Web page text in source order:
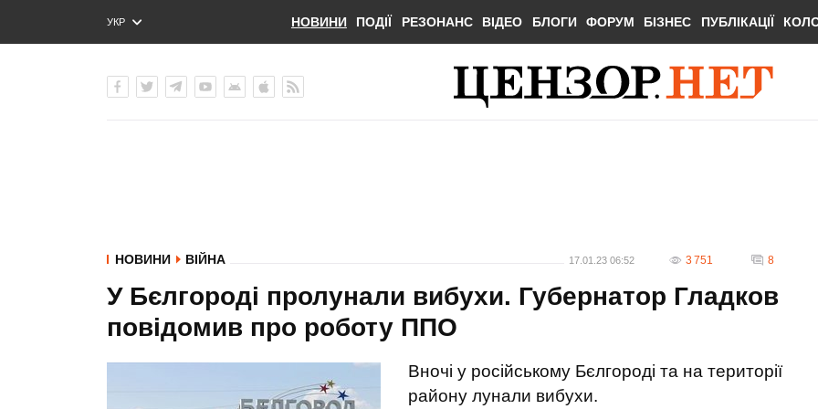
УКР
ENG
НОВИНИ ПОДІЇ РЕЗОНАНС ВІДЕО БЛОГИ ФОРУМ БІЗНЕС ПУБЛІКАЦІЇ
НОВИНИ ВІЙНА 17.01.23 06:52 3 751 8
У Бєлгороді пролунали вибухи. Губернатор Гладков
повідомив про роботу ППО
Вночі у російському Бєлгороді та на території
району лунали вибухи.